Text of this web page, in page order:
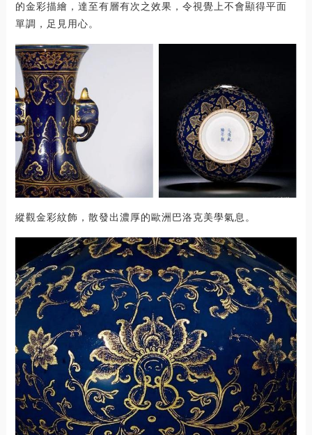
的金彩描繪，達至有層有次之效果，令視覺上不會顯得平面
單調，足見用心。
縱觀金彩紋飾，散發出濃厚的歐洲巴洛克美學氣息。